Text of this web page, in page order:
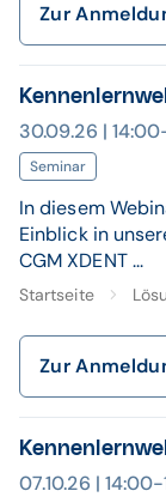
Zur
30.09.26 |
Seminar
In diesem
Einblick in
CGM XDENT ...
Startseite
Zur
07.10.26 |